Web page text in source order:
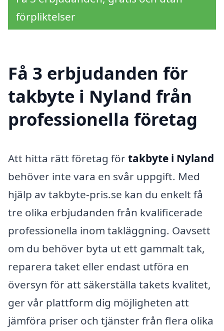
förpliktelser
Få 3 erbjudanden för
takbyte i Nyland från
professionella företag
Att hitta rätt företag förtakbyte i Nyland
behöver inte vara en svår uppgift. Med
hjälp av takbyte-pris.se kan du enkelt få
tre olika erbjudanden från kvalificerade
professionella inom takläggning. Oavsett
om du behöver byta ut ett gammalt tak,
reparera taket eller endast utföra en
översyn för att säkerställa takets kvalitet,
ger vår plattform dig möjligheten att
jämföra priser och tjänster från flera olika